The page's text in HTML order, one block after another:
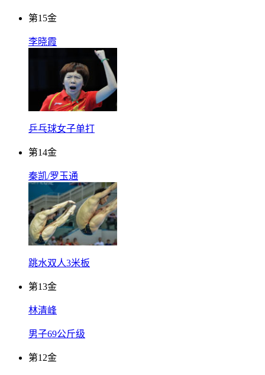
第15金
李晓霞
乒乓球女子单打
第14金
秦凯/罗玉通
跳水双人3米板
第13金
林清峰
男子69公斤级
第12金